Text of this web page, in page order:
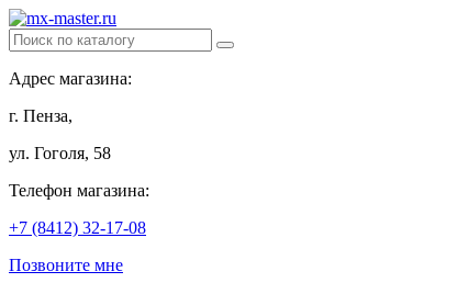
Адрес магазина:
г. Пенза,
ул. Гоголя, 58
Телефон магазина:
+7 (8412) 32-17-08
Позвоните мне